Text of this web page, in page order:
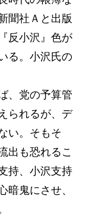
聞社Ａと出版
反小沢』色が
る。小沢氏の
、党の予算管
られるが、デ
い。そもそ
出も恐れるこ
持、小沢支持
暗鬼にさせ、